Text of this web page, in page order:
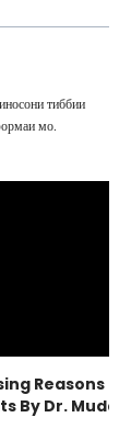
тиббии
мо.
Reasons
By Dr.